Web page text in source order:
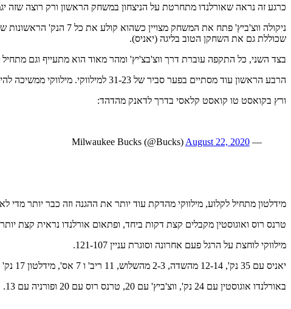
כרגע זה נראה שאורלנדו מתחרטת על הניצחון במשחק הראשון ורק רוצה שזה
ניקולה ווצ'ביץ' פתח
שכוללת גם את השחקן הטוב בליגה (יאניס).
בצד השני, כל התקפה עוברת דרך ווצ'בצ'יץ' ומהר מאוד הוא מתעייף וגם
הרבע הראשון עוד מסתיים בפער סביר של 31-23 למילווקי. מילווקי ממשיכה להיות דומיננטית, יאניס חוטף
ורץ בקואסט טו קואסט קלאסי בדרך לדאנק מהדהד:
— Milwaukee Bucks (@Bucks)
August 22, 2020
מידלטון מתחיל לקלוע, מילווקי מהדקת עוד יותר את ההגנה וזה כבר יותר מדי לאורלנדו, שיורדת
טרנס רוס ואוגוסטין מקבלים קצת דקות ביחד, ופתאום אורלנדו נראית קצת יותר טוב ואפילו מצליחה להוריד את הפער
מילווקי לוחצת על הרגל פעם אחרונה וסוגרת עניין 121-107.
יאניס עם 35 נק', 12-14 מהשדה, 2-3 מהשלוש, 11 ריב' ו 7 אס', מידלטון 17 נק' (3-7 מהשלוש), לופז 16, ובלדסו 14.
באורלנדו אוגוסטין עם 24 נק', ווצ'ביץ' עם 20, טרנס רוס עם 20 ופורניה עם 13.